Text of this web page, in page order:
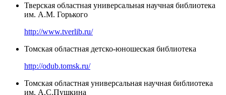
Тверская областная универсальная научная библиотека
им. А.М. Горького
http://www.tverlib.ru/
Томская областная детско-юношеская библиотека
http://odub.tomsk.ru/
Томская областная универсальная научная библиотека
им. А.С.Пушкина